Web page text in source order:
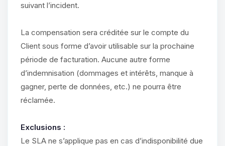
suivant l’incident.
La compensation sera créditée sur le compte du
Client sous forme d’avoir utilisable sur la prochaine
période de facturation. Aucune autre forme
d’indemnisation (dommages et intérêts, manque à
gagner, perte de données, etc.) ne pourra être
réclamée.
Exclusions :
Le SLA ne s’applique pas en cas d’indisponibilité due